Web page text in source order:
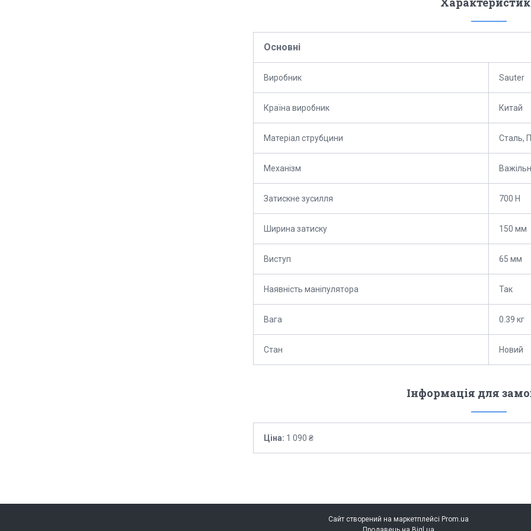
Основні
Виробник Sauter
Країна виробник Китай
Матеріал струбцини Сталь,
Механізм
Затискне зусилля 700 Н
Ширина затиску 150 мм
Виступ 65 мм
Наявність маніпулятора Так
Вага 0.39 кг
Стан Новий
Інформація для
Ціна: 1 090 ₴
Сайт створений на маркетплейсі Prom.ua